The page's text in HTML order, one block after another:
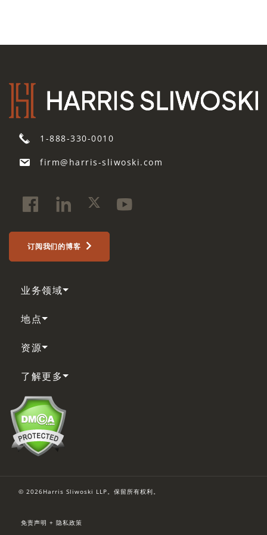
1-888-330-0010
firm@harris-sliwoski.com
订阅我们的博客
业务领域
地点
资源
了解更多
© 2026Harris Sliwoski LLP。保留所有权利。
免责声明 + 隐私政策